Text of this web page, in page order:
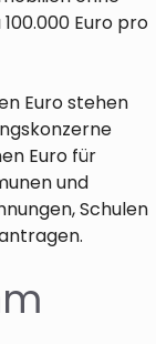
Euro pro
Euro stehen
Euro für
und
Schulen